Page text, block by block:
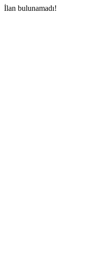
İlan bulunamadı!